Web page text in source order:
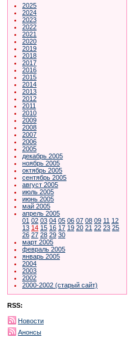
2025
2024
2023
2022
2021
2020
2019
2018
2017
2016
2015
2014
2013
2012
2011
2010
2009
2008
2007
2006
2005
декабрь 2005
ноябрь 2005
октябрь 2005
сентябрь 2005
август 2005
июль 2005
июнь 2005
май 2005
апрель 2005
01 02 03 04 05 06 07 08 09 11 12
13 14 15 16 17 19 20 21 22 23 25
26 27 28 29 30
март 2005
февраль 2005
январь 2005
2004
2003
2002
2000-2002 (старый сайт)
RSS:
Новости
Анонсы